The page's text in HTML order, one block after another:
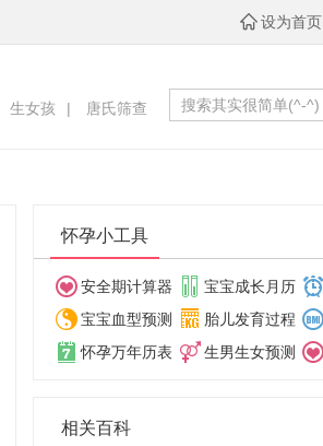
设为首页
生女孩 | 唐氏筛查
怀孕小工具
安全期计算器 宝宝成长月历
宝宝血型预测
胎儿发育过程
怀孕万年历表
生男生女预测
相关百科